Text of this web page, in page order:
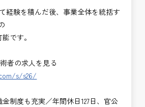
経験を積んだ後、事業全体を統括す
です。
者の求人を見る
s/s26/
制度も充実／年間休日127日、官公